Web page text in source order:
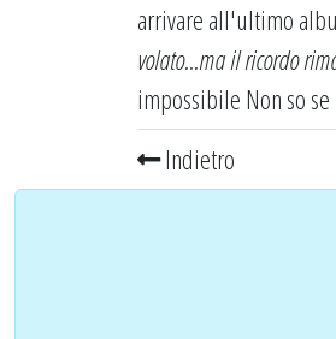
arrivare all'ultimo
volato...ma il ricordo
impossibile Non so
Indietro